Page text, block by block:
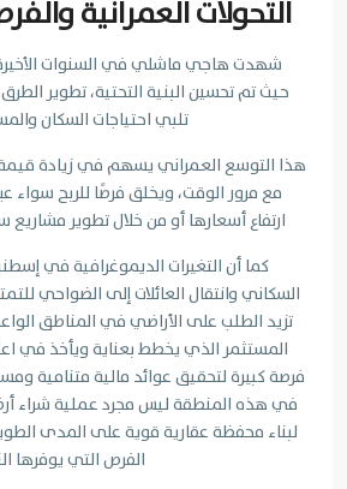
التحولات العمرانية
شهدت هاجي ماشلي في السنوات الأخيرة
حيث تم تحسين البنية التحتية، تطوير
تلبي احتياجات السكان
هذا التوسع العمراني يسهم في زيادة
مع مرور الوقت، ويخلق فرصًا للربح سواء
ارتفاع أسعارها أو من خلال تطوير
كما أن التغيرات الديموغرافية في
السكاني وانتقال العائلات إلى الضواحي
تزيد الطلب على الأراضي في المناطق
المستثمر الذي يخطط بعناية ويأخذ في
فرصة كبيرة لتحقيق عوائد مالية متنامية
في هذه المنطقة ليس مجرد عملية شراء
لبناء محفظة عقارية قوية على المدى
الفرص التي يوفرها